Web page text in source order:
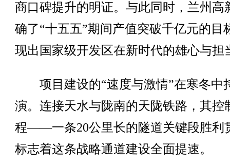
商口碑提升的明证。与此同时，兰州高
确了“十五五”期间产值突破千亿元的目
现出国家级开发区在新时代的雄心与担
项目建设的“速度与激情”在寒冬中
演。连接天水与陇南的天陇铁路，其控
程——一条20公里长的隧道关键段胜利
标志着这条战略通道建设全面提速。